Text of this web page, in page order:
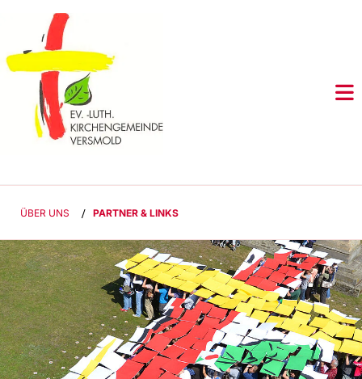
ÜBER UNS / PARTNER & LINKS